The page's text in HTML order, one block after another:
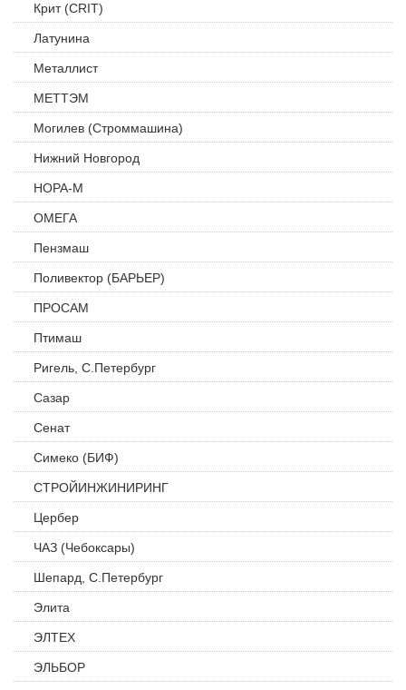
Крит (CRIT)
Латунина
Металлист
МЕТТЭМ
Могилев (Строммашина)
Нижний Новгород
НОРА-М
ОМЕГА
Пензмаш
Поливектор (БАРЬЕР)
ПРОСАМ
Птимаш
Ригель, С.Петербург
Сазар
Сенат
Симеко (БИФ)
СТРОЙИНЖИНИРИНГ
Цербер
ЧАЗ (Чебоксары)
Шепард, С.Петербург
Элита
ЭЛТЕХ
ЭЛЬБОР